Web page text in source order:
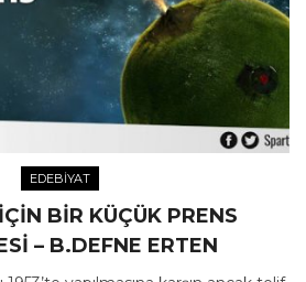
EDEBIYAT
BIR KÜÇÜK PRENS
– B.DEFNE ERTEN